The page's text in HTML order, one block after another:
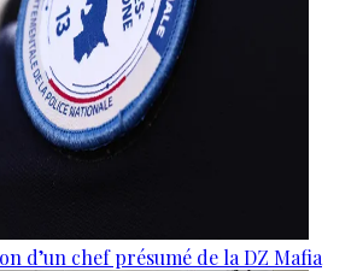
d’un chef présumé de la DZ Mafia